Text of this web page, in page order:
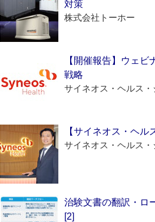
対策
株式会社トーホー
【開催報告】ウェ
戦略
サイネオス・ヘルス
【サイネオス・ヘ
サイネオス・ヘルス
治験文書の翻訳・ロ
[2]